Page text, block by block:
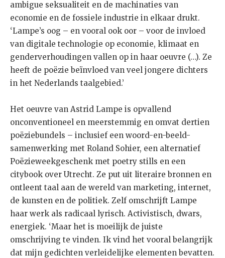
ambigue seksualiteit en de machinaties van
economie en de fossiele industrie in elkaar drukt.
‘Lampe’s oog – en vooral ook oor – voor de invloed
van digitale technologie op economie, klimaat en
genderverhoudingen vallen op in haar oeuvre (…). Ze
heeft de poëzie beïnvloed van veel jongere dichters
in het Nederlands taalgebied.’
Het oeuvre van Astrid Lampe is opvallend
onconventioneel en meerstemmig en omvat dertien
poëziebundels – inclusief een woord-en-beeld-
samenwerking met Roland Sohier, een alternatief
Poëzieweekgeschenk met poetry stills en een
citybook over Utrecht. Ze put uit literaire bronnen en
ontleent taal aan de wereld van marketing, internet,
de kunsten en de politiek. Zelf omschrijft Lampe
haar werk als radicaal lyrisch. Activistisch, dwars,
energiek. ‘Maar het is moeilijk de juiste
omschrijving te vinden. Ik vind het vooral belangrijk
dat mijn gedichten verleidelijke elementen bevatten.